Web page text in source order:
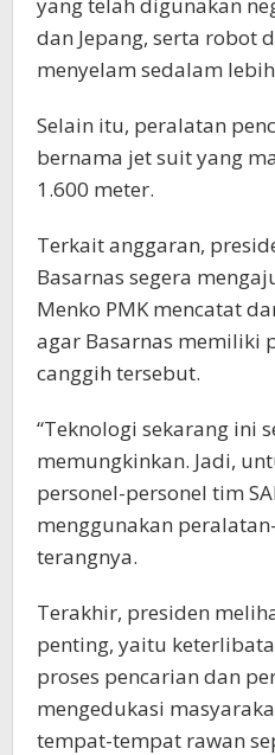
dan Jepang, serta robot
menyelam sedalam
Selain itu, peralatan
bernama jet suit yang
1.600 meter.
Terkait anggaran,
Basarnas segera
Menko PMK mencatat
agar Basarnas memiliki
canggih tersebut.
“Teknologi sekarang ini
memungkinkan. Jadi,
personel-personel tim
menggunakan
terangnya.
Terakhir, presiden
penting, yaitu
proses pencarian dan
mengedukasi
tempat-tempat rawan